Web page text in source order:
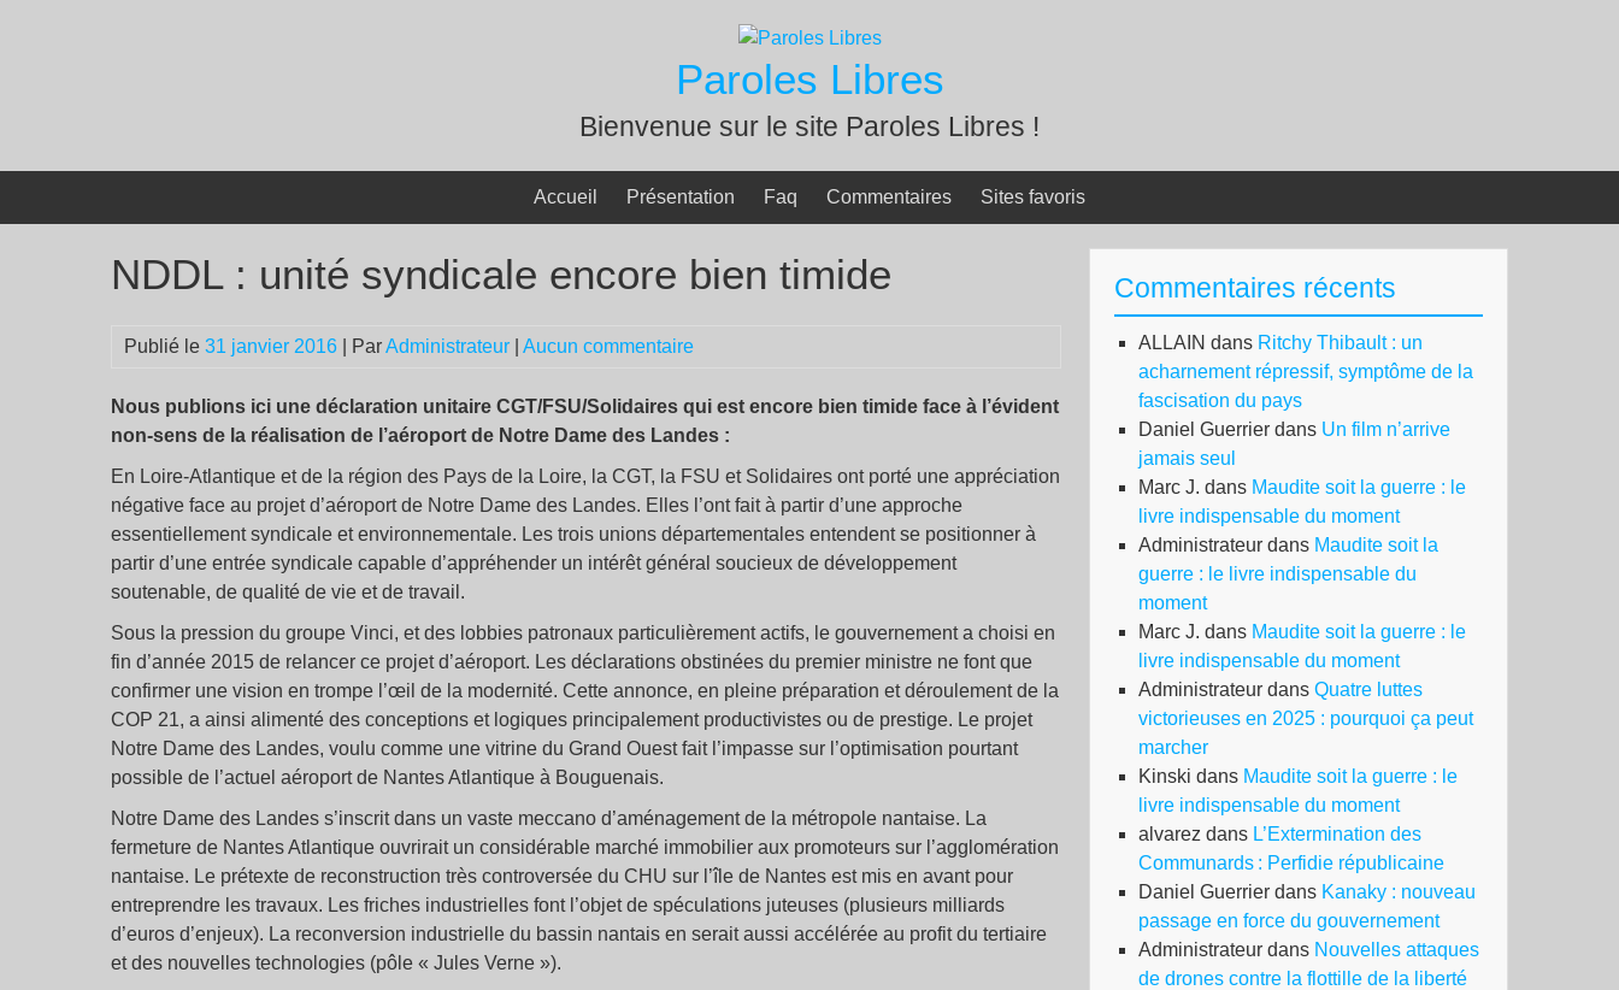
Paroles Libres
Bienvenue sur le site Paroles Libres !
Accueil Présentation Faq Commentaires Sites favoris
NDDL : unité syndicale encore bien timide
Publié le 31 janvier 2016 | ParAdministrateur Aucun commentaire
Nous publions ici une déclaration unitaire CGT/FSU/Solidaires qui est encore bien timide face à l’évident
non-sens de la réalisation de l’aéroport de Notre Dame des Landes :
En Loire-Atlantique et de la région des Pays de la Loire, la CGT, la FSU et Solidaires ont porté une appréciation
négative face au projet d’aéroport de Notre Dame des Landes. Elles l’ont fait à partir d’une approche
essentiellement syndicale et environnementale. Les trois unions départementales entendent se positionner à
partir d’une entrée syndicale capable d’appréhender un intérêt général soucieux de développement
soutenable, de qualité de vie et de travail.
Sous la pression du groupe Vinci, et des lobbies patronaux particulièrement actifs, le gouvernement a choisi en
fin d’année 2015 de relancer ce projet d’aéroport. Les déclarations obstinées du premier ministre ne font que
confirmer une vision en trompe l’œil de la modernité. Cette annonce, en pleine préparation et déroulement de la
COP 21, a ainsi alimenté des conceptions et logiques principalement productivistes ou de prestige. Le projet
Notre Dame des Landes, voulu comme une vitrine du Grand Ouest fait l’impasse sur l’optimisation pourtant
possible de l’actuel aéroport de Nantes Atlantique à Bouguenais.
Notre Dame des Landes s’inscrit dans un vaste meccano d’aménagement de la métropole nantaise. La
fermeture de Nantes Atlantique ouvrirait un considérable marché immobilier aux promoteurs sur l’agglomération
nantaise. Le prétexte de reconstruction très controversée du CHU sur l’île de Nantes est mis en avant pour
entreprendre les travaux. Les friches industrielles font l’objet de spéculations juteuses (plusieurs milliards
d’euros d’enjeux). La reconversion industrielle du bassin nantais en serait aussi accélérée au profit du tertiaire
et des nouvelles technologies (pôle « Jules Verne »).
Commentaires récents
ALLAIN dans Ritchy Thibault : un
acharnement répressif, symptôme de la
fascisation du pays
Daniel Guerrier dans Un film n’arrive
jamais seul
Marc J. dans Maudite soit la guerre : le
livre indispensable du moment
Administrateur dans Maudite soit la
guerre : le livre indispensable du
moment
Marc J. dans Maudite soit la guerre : le
livre indispensable du moment
Administrateur dans Quatre luttes
victorieuses en 2025 : pourquoi ça peut
marcher
Kinski dans Maudite soit la guerre : le
livre indispensable du moment
alvarez dans L’Extermination des
Communards : Perfidie républicaine
Daniel Guerrier dans Kanaky : nouveau
passage en force du gouvernement
Administrateur dans Nouvelles attaques
de drones contre la flottille de la liberté